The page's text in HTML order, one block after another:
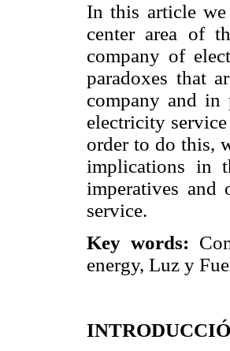
In this article
center area of
company of
paradoxes that
company and
electricity
order to do this,
implications in
imperatives
service.
Key words:
energy, Luz y